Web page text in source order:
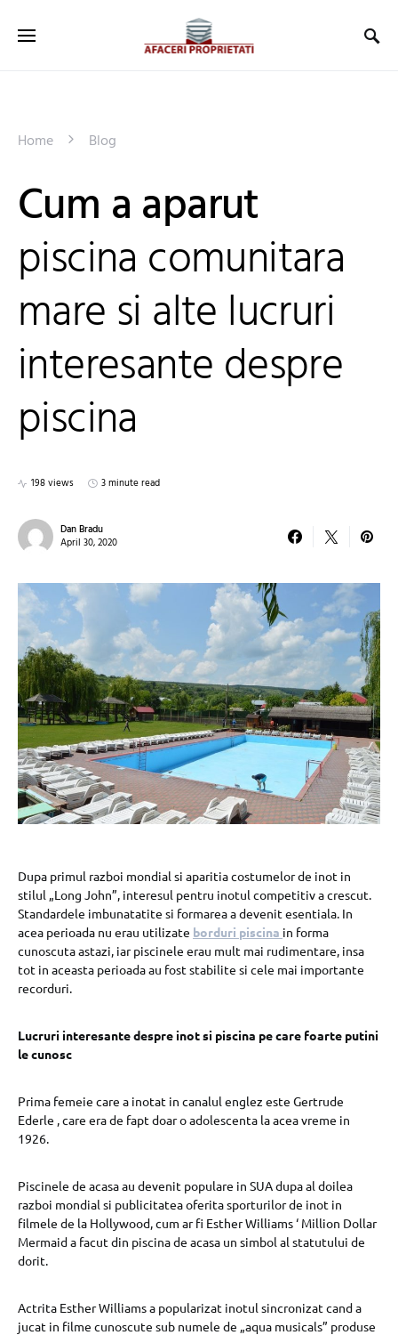
Home Blog
Cum a aparut
piscina comunitara
mare si alte lucruri
interesante despre
piscina
198 views 3 minute read
Dan Bradu
April 30, 2020
Dupa primul razboi mondial si aparitia costumelor de inot in
stilul „Long John”, interesul pentru inotul competitiv a crescut.
Standardele imbunatatite si formarea a devenit esentiala. In
acea perioada nu erau utilizate borduri piscina in forma
cunoscuta astazi, iar piscinele erau mult mai rudimentare, insa
tot in aceasta perioada au fost stabilite si cele mai importante
recorduri.
Lucruri interesante despre inot si piscina pe care foarte putini
le cunosc
Prima femeie care a inotat in canalul englez este Gertrude
Ederle , care era de fapt doar o adolescenta la acea vreme in
1926.
Piscinele de acasa au devenit populare in SUA dupa al doilea
razboi mondial si publicitatea oferita sporturilor de inot in
filmele de la Hollywood, cum ar fi Esther Williams ‘ Million Dollar
Mermaid a facut din piscina de acasa un simbol al statutului de
dorit.
Actrita Esther Williams a popularizat inotul sincronizat cand a
jucat in filme cunoscute sub numele de „aqua musicals” produse